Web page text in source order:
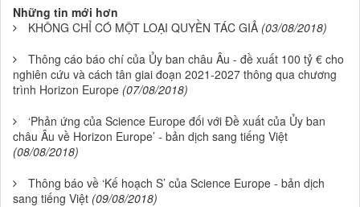
Những tin mới hơn
KHÔNG CHỈ CÓ MỘT LOẠI QUYỀN TÁC GIẢ (03/08/2018)
Thông cáo báo chí của Ủy ban châu Âu - đề xuất 100 tỷ € cho
nghiên cứu và cách tân giai đoạn 2021-2027 thông qua chương
trình Horizon Europe (07/08/2018)
‘Phản ứng của Science Europe đối với Đề xuất của Ủy ban
châu Âu về Horizon Europe’ - bản dịch sang tiếng Việt
(08/08/2018)
Thông báo về ‘Kế hoạch S’ của Science Europe - bản dịch
sang tiếng Việt (09/08/2018)